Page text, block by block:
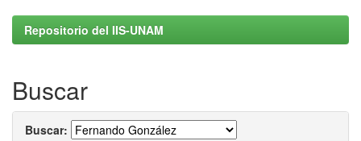
Repositorio del IIS-UNAM
Buscar
Buscar: